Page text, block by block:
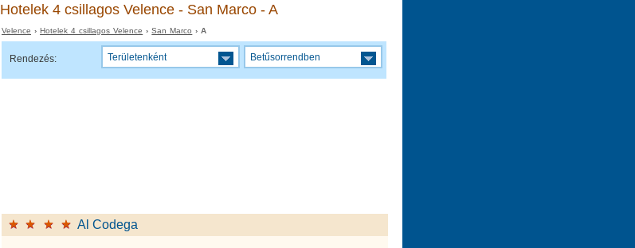
Hotelek 4 csillagos Velence - San Marco - A
Velence ›Hotelek 4 csillagos Velence ›San Marco › A
Rendezés: Területenként Betűsorrendben
Al Codega